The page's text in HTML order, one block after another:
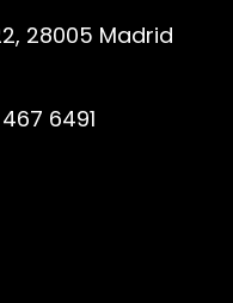
28005 Madrid
467 6491